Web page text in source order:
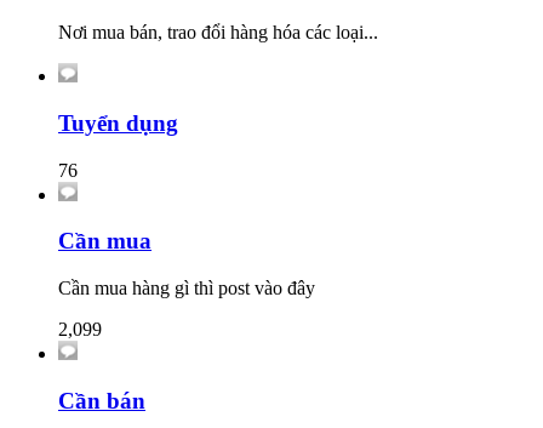
Nơi mua bán, trao đổi hàng hóa các loại...
Tuyển dụng
76
Cần mua
Cần mua hàng gì thì post vào đây
2,099
Cần bán